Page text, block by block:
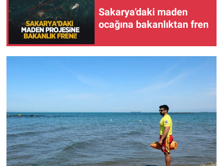
Sakarya'daki maden
ocağına bakanlıktan fren